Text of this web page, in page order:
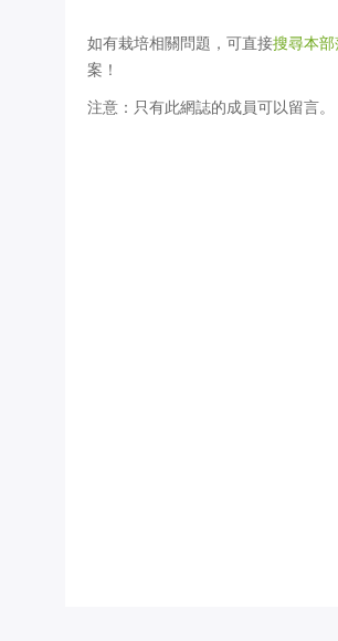
如有栽培相關問題，可直接搜尋本
案！
注意：只有此網誌的成員可以留言。